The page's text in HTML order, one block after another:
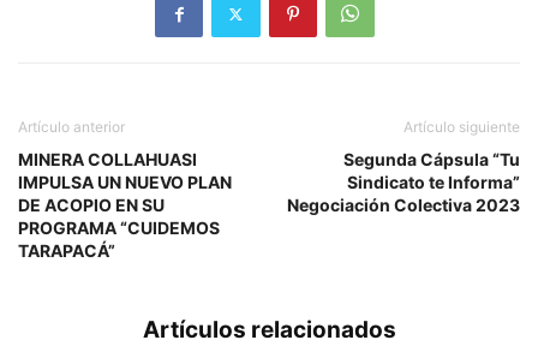
Artículo anterior
MINERA COLLAHUASI
IMPULSA UN NUEVO PLAN
DE ACOPIO EN SU
PROGRAMA “CUIDEMOS
TARAPACÁ”
Artículo siguiente
Segunda Cápsula “Tu
Sindicato te Informa”
Negociación Colectiva 2023
Artículos relacionados